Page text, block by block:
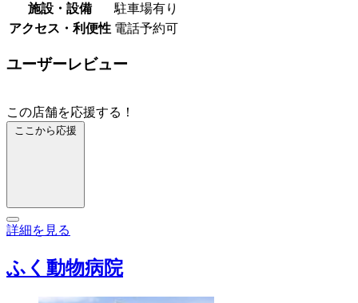
施設・設備
駐車場有り
アクセス・利便性 電話予約可
ユーザーレビュー
この店舗を応援する！
ここから応援
詳細を見る
ふく動物病院